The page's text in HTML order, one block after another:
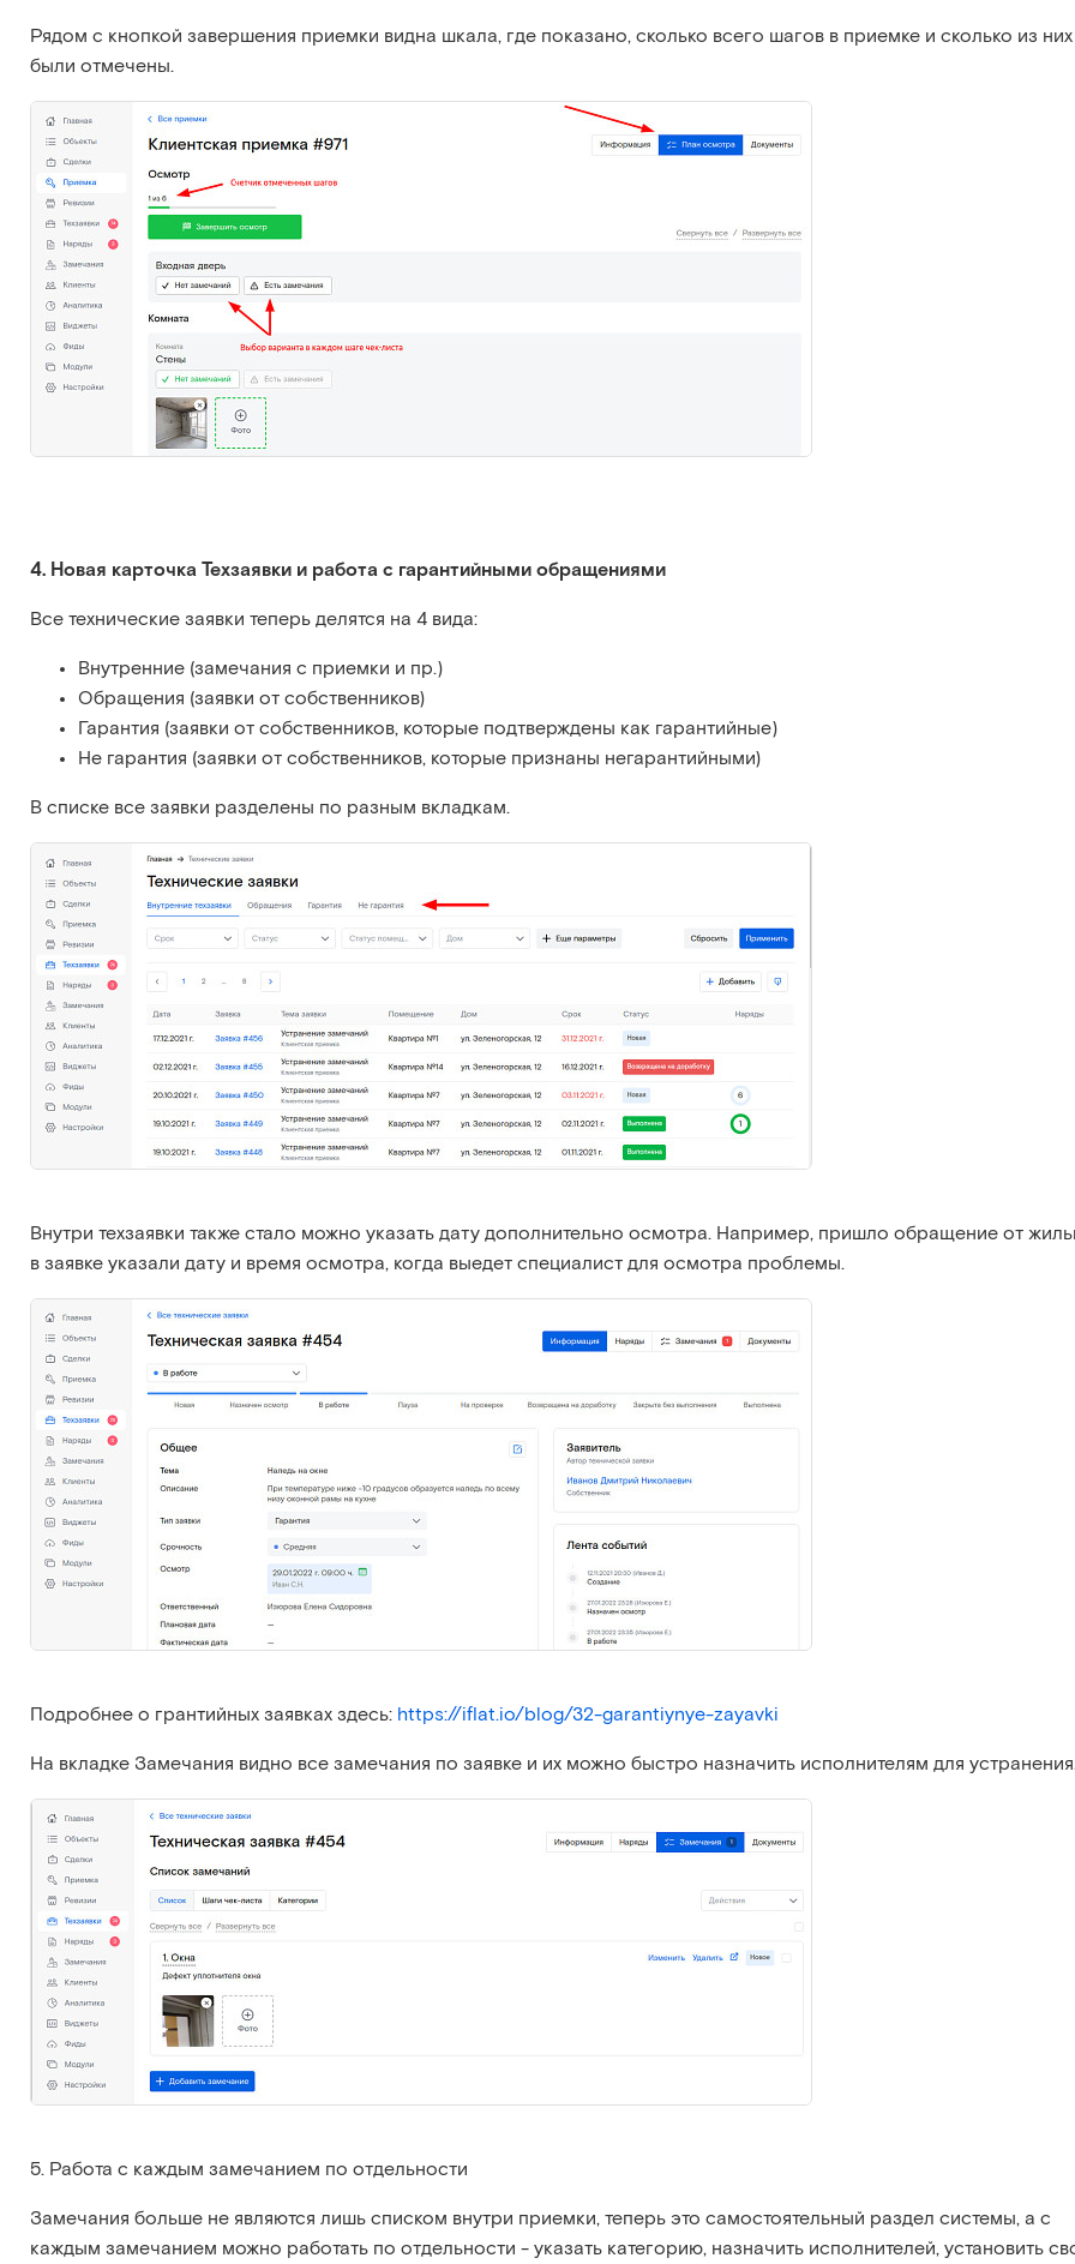
Рядом с кнопкой завершения приемки видна шкала, где показано, сколько всего шагов в приемке и сколько из них
были отмечены.
4. Новая карточка Техзаявки и работа с гарантийными обращениями
Все технические заявки теперь делятся на 4 вида:
Внутренние (замечания с приемки и пр.)
Обращения (заявки от собственников)
Гарантия (заявки от собственников, которые подтверждены как гарантийные)
Не гарантия (заявки от собственников, которые признаны негарантийными)
В списке все заявки разделены по разным вкладкам.
Внутри техзаявки также стало можно указать дату дополнительно осмотра. Например, пришло обращение от
в заявке указали дату и время осмотра, когда выедет специалист для осмотра проблемы.
Подробнее о грантийных заявках здесь: https://iflat.io/blog/32-garantiynye-zayavki
На вкладке Замечания видно все замечания по заявке и их можно быстро назначить исполнителям для
5. Работа с каждым замечанием по отдельности
Замечания больше не являются лишь списком внутри приемки, теперь это самостоятельный раздел системы, а с
каждым замечанием можно работать по отдельности - указать категорию, назначить исполнителей, установить